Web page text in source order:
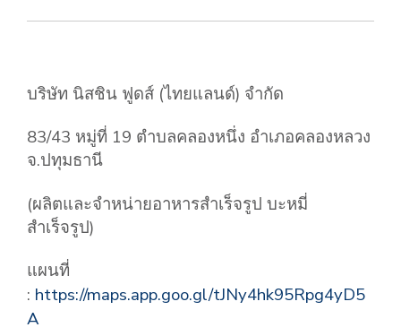
บริษัท นิสชิน ฟูดส์ (ไทยแลนด์) จำกัด
83/43 หมู่ที่ 19 ตำบลคลองหนึ่ง อำเภอคลองหลวง
จ.ปทุมธานี
(ผลิตและจำหน่ายอาหารสำเร็จรูป บะหมี่
สำเร็จรูป)
แผนที่
: https://maps.app.goo.gl/tJNy4hk95Rpg4yD5
A